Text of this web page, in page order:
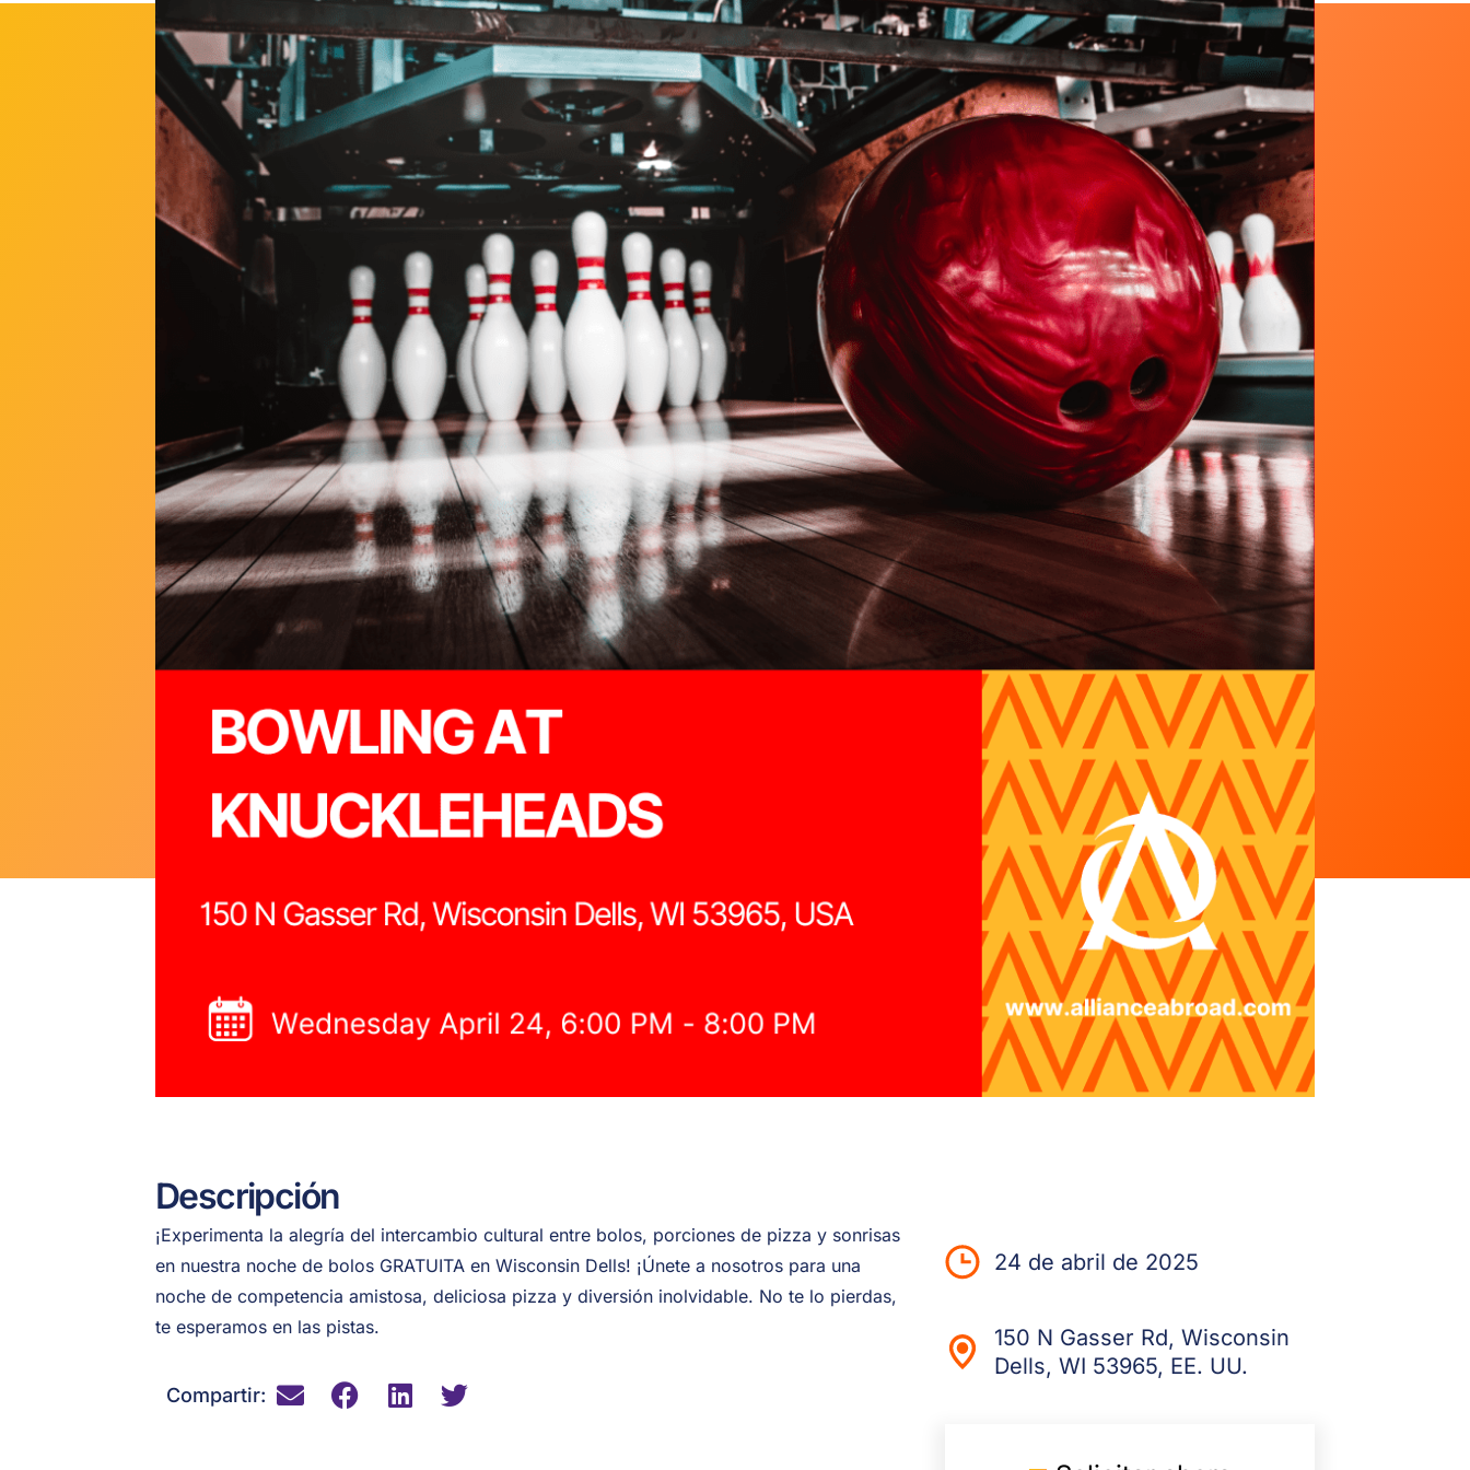
Descripción
¡Experimenta la alegría del intercambio cultural entre bolos, porciones de pizza y sonrisas
en nuestra noche de bolos GRATUITA en Wisconsin Dells! ¡Únete a nosotros para una
noche de competencia amistosa, deliciosa pizza y diversión inolvidable. No te lo pierdas,
te esperamos en las pistas.
Compartir:
24 de abril de 2025
150 N Gasser Rd, Wisconsin
Dells, WI 53965, EE. UU.